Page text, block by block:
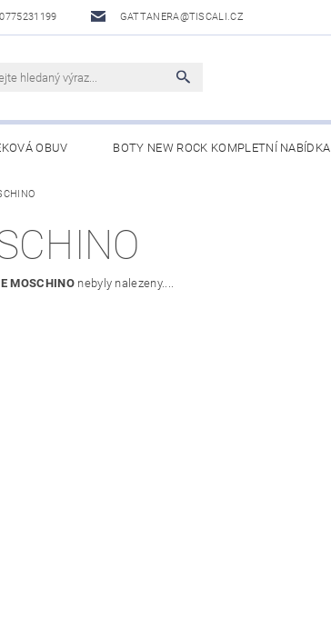
GATTANERA@TISCALI.CZ
OBUV BOTY NEW ROCK KOMPLETNÍ NABÍDKA
BELTS /WESTERNOVÉ OPASKY/
MOSCHINOnebyly nalezeny....